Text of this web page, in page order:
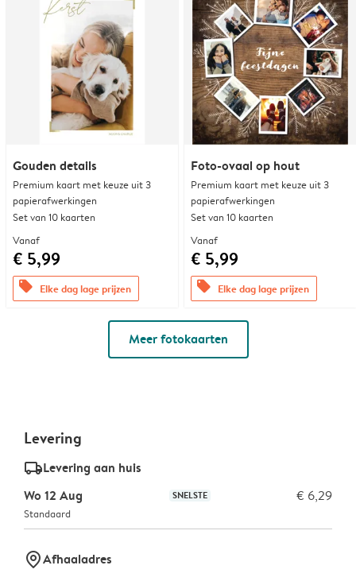
Gouden details
Premium kaart met keuze uit 3
papierafwerkingen
Set van 10 kaarten
Vanaf
€ 5,99
offers Elke dag lage prijzen
Foto-ovaal op hout
Premium kaart met keuze uit 3
papierafwerkingen
Set van 10 kaarten
Vanaf
€ 5,99
offers Elke dag lage prijzen
Meer fotokaarten
Levering
delivery_standard_v2Levering aan huis
Wo 12 Aug
SNELSTE € 6,29
Standaard
marker-pinAfhaaladres